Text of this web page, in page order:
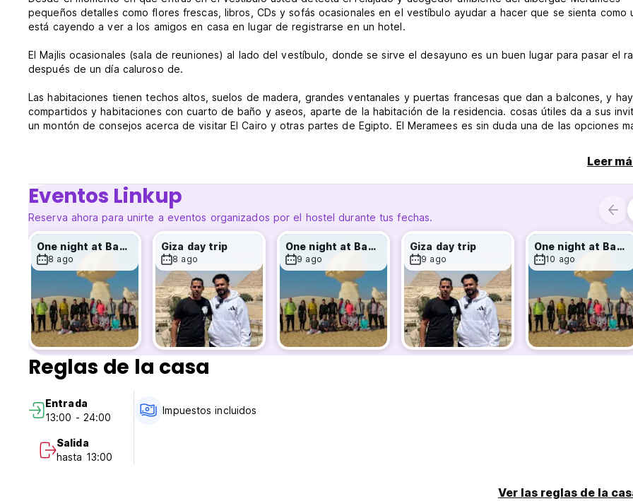
pequeños detalles como flores frescas, libros, CDs y sofás ocasionales en el vestíbulo ayudar a hacer que se sienta como
está cayendo a ver a los amigos en casa en lugar de registrarse en un hotel.
El Majlis ocasionales (sala de reuniones) al lado del vestíbulo, donde se sirve el desayuno es un buen lugar para pasar el
después de un día caluroso de.
Las habitaciones tienen techos altos, suelos de madera, grandes ventanales y puertas francesas que dan a balcones, y
compartidos y habitaciones con cuarto de baño y aseos, aparte de la habitación de la residencia. cosas útiles da a sus
un montón de consejos acerca de visitar El Cairo y otras partes de Egipto. El Meramees es sin duda una de las opciones
AEROPUERTO P.S recogida para individuales y compartidas CAMAS DE RESERVA 15 dólares estadounidenses ..... GRACIAS
Ven como un permiso INVITADO como amigo
* Almacenamiento de equipaje gratis.
* Caja fuerte de uso gratuito.
*Mostrador de información.
* instalaciones de cocina GRATIS.
* gratis de El Cairo MAPS
* 24H Internet / 7day'S.
* 24 horas de seguridad y recepción.
* Servicio de habitaciones 24 horas.
Leer
Eventos Linkup
Reserva ahora para unirte a eventos organizados por el hostel durante tus fechas.
One night at Baharia Oasis
8 ago
Giza day trip
8 ago
One night at Baharia Oasis
9 ago
Giza day trip
9 ago
One night at Baharia Oasis
10 ago
Reglas de la casa
Entrada
13:00 - 24:00
Salida
hasta 13:00
Impuestos incluidos
Ver las reglas de la